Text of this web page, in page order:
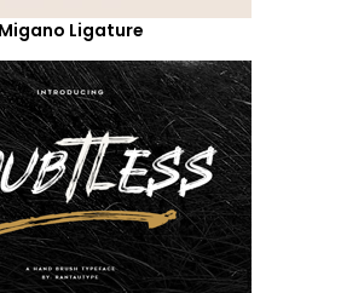
Migano Ligature